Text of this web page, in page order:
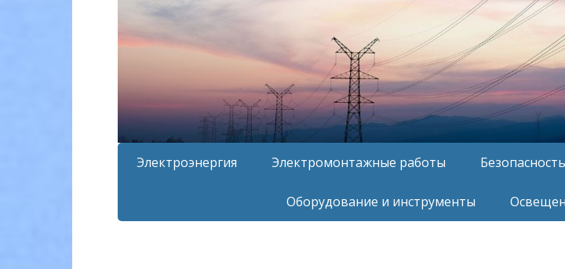
Электроэнергия Электромонтажные работы
Оборудование и инструменты